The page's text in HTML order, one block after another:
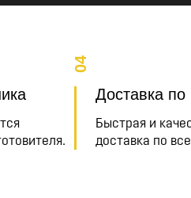
Доставка
Быстрая и
доставка по
04